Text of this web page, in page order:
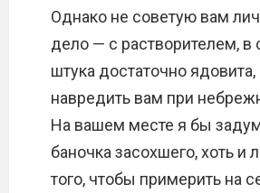
Однако не советую вам
дело — с растворителем, в
штука достаточно
навредить вам при
На вашем месте я бы
баночка засохшего, хоть и
того, чтобы примерить на